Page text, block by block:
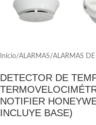
Inicio/ALARMAS/ALARMAS
DETECTOR DE
NOTIFIER
INCLUYE BASE)